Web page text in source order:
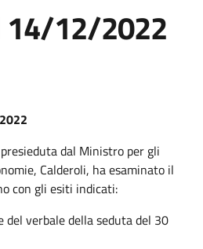
14/12/2022
dal Ministro per gli
Calderoli, ha esaminato il
con gli esiti indicati:
del verbale della seduta del 30